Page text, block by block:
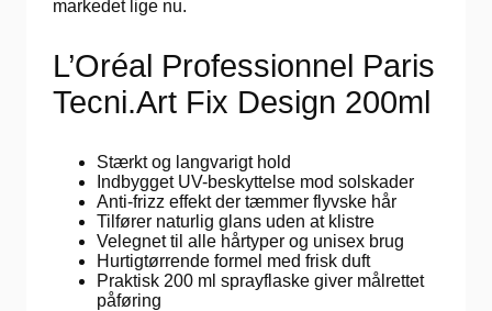
markedet lige nu.
L’Oréal Professionnel Paris
Tecni.Art Fix Design 200ml
Stærkt og langvarigt hold
Indbygget UV-beskyttelse mod solskader
Anti-frizz effekt der tæmmer flyvske hår
Tilfører naturlig glans uden at klistre
Velegnet til alle hårtyper og unisex brug
Hurtigtørrende formel med frisk duft
Praktisk 200 ml sprayflaske giver målrettet
påføring